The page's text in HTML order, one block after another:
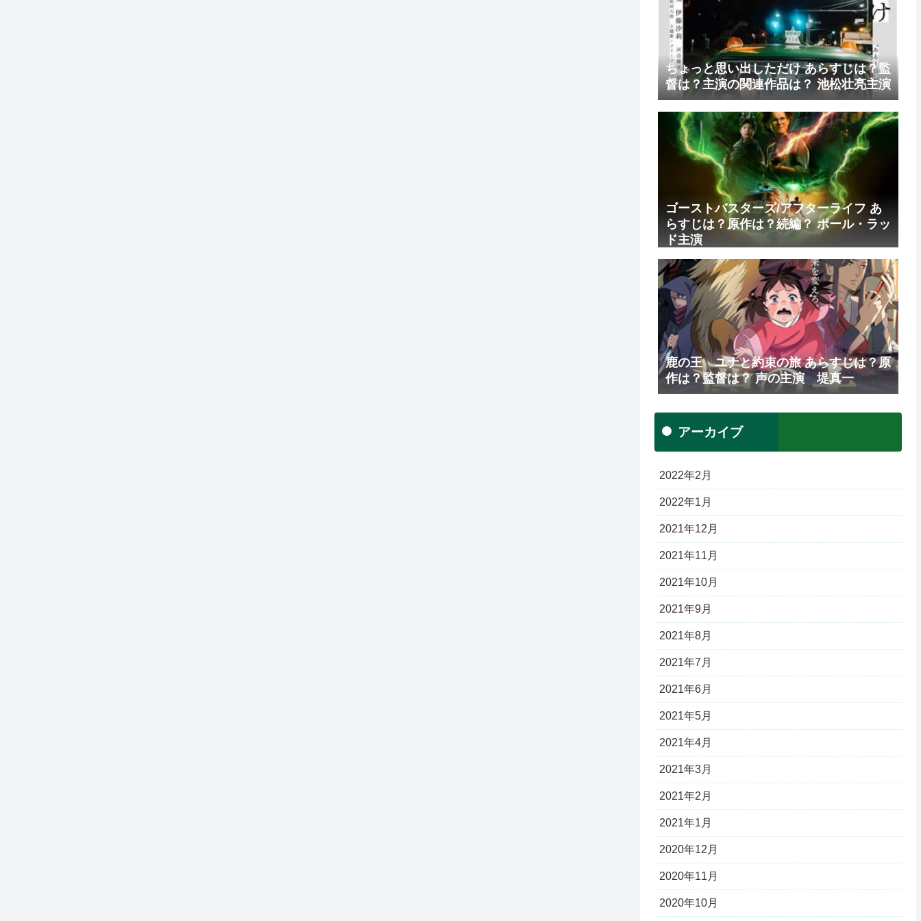
ちょっと思い出しただけ あらすじは？監
督は？主演の関連作品は？ 池松壮亮主演
ゴーストバスターズ/アフターライフ あ
らすじは？原作は？続編？ ポール・ラッ
ド主演
鹿の王 ユナと約束の旅 あらすじは？原
作は？監督は？ 声の主演 堤真一
アーカイブ
2022年2月
2022年1月
2021年12月
2021年11月
2021年10月
2021年9月
2021年8月
2021年7月
2021年6月
2021年5月
2021年4月
2021年3月
2021年2月
2021年1月
2020年12月
2020年11月
2020年10月